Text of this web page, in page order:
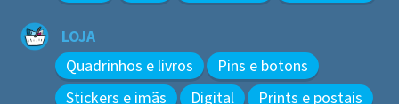
LOJA
Quadrinhos e livros
Pins e botons
Stickers e imãs
Digital Prints e postais